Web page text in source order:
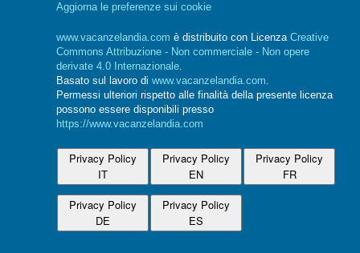
Aggiorna le preferenze sui cookie
www.vacanzelandia.com è distribuito con Licenza Creative
Commons Attribuzione - Non commerciale - Non opere
derivate 4.0 Internazionale.
Basato sul lavoro di www.vacanzelandia.com.
Permessi ulteriori rispetto alle finalità della presente licenza
possono essere disponibili presso
https://www.vacanzelandia.com
Privacy Policy
IT
Privacy Policy
EN
Privacy Policy
FR
Privacy Policy
DE
Privacy Policy
ES